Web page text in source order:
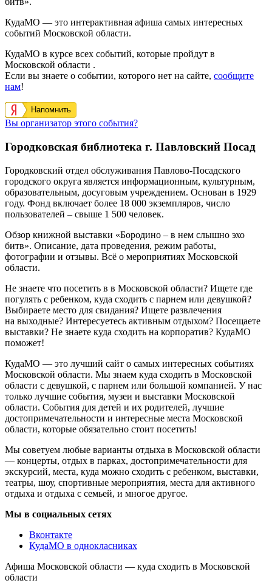
КудаМО — это интерактивная афиша самых интересных
событий Московской области.
КудаМО в курсе всех событий, которые пройдут в
Московской области .
Если вы знаете о событии, которого нет на сайте, сообщите
нам!
Напомнить
Вы организатор этого события?
Городковская библиотека г. Павловский Посад
Городковский отдел обслуживания Павлово-Посадского
городского округа является информационным, культурным,
образовательным, досуговым учреждением. Основан в 1929
году. Фонд включает более 18 000 экземпляров, число
пользователей – свыше 1 500 человек.
Обзор книжной выставки «Бородино – в нем слышно эхо
битв». Описание, дата проведения, режим работы,
фотографии и отзывы. Всё о мероприятиях Московской
области.
Не знаете что посетить в в Московской области? Ищете где
погулять с ребенком, куда сходить с парнем или девушкой?
Выбираете место для свидания? Ищете развлечения
на выходные? Интересуетесь активным отдыхом? Посещаете
выставки? Не знаете куда сходить на корпоратив? КудаМО
поможет!
КудаМО — это лучший сайт о самых интересных событиях
Московской области. Мы знаем куда сходить в Московской
области с девушкой, с парнем или большой компанией. У нас
только лучшие события, музеи и выставки Московской
области. События для детей и их родителей, лучшие
достопримечательности и интересные места Московской
области, которые обязательно стоит посетить!
Мы советуем любые варианты отдыха в Московской области
— концерты, отдых в парках, достопримечательности для
экскурсий, места, куда можно сходить с ребенком, выставки,
театры, шоу, спортивные мероприятия, места для активного
отдыха и отдыха с семьей, и многое другое.
Мы в социальных сетях
Вконтакте
КудаМО в однокласниках
Афиша Московской области — куда сходить в Московской
области